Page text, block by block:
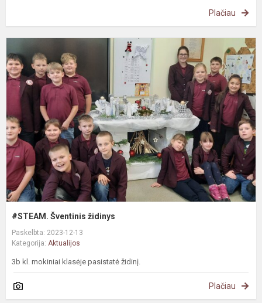
Plačiau
#STEAM. Šventinis židinys
Paskelbta: 2023-12-13
Kategorija: Aktualijos
3b kl. mokiniai klasėje pasistatė židinį.
Plačiau